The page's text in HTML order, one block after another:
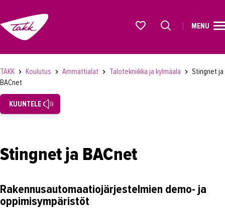
Lyhytkurssit, testit ja kortit
Maahanmuuttaneiden koulutukset
Asiakaspalvelu
MENU
TAKK Koulutus Ammattialat Talotekniikka ja kylmäala
Stingnet ja
BACnet
KUUNTELE
Stingnet ja BACnet
Rakennusautomaatiojärjestelmien demo- ja
oppimisympäristöt